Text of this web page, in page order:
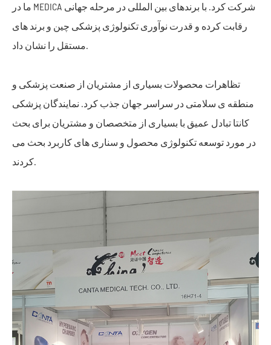
ما در MEDICA شرکت کرد. با برندهای بین المللی در مرحله جهانی
رقابت کرده و قدرت نوآوری تکنولوژی پزشکی چین و برند های
مستقل را نشان داد.
تظاهرات محصولات بسیاری از مشتریان از صنعت پزشکی و
منطقه ی سلامتی در سراسر جهان جذب کرد. نمایندگان پزشکی
کانتا تبادل عمیق با بسیاری از متخصصان و مشتریان برای بحث
در مورد توسعه تکنولوژی محصول و سناری های کاربرد بحث می
کردند.